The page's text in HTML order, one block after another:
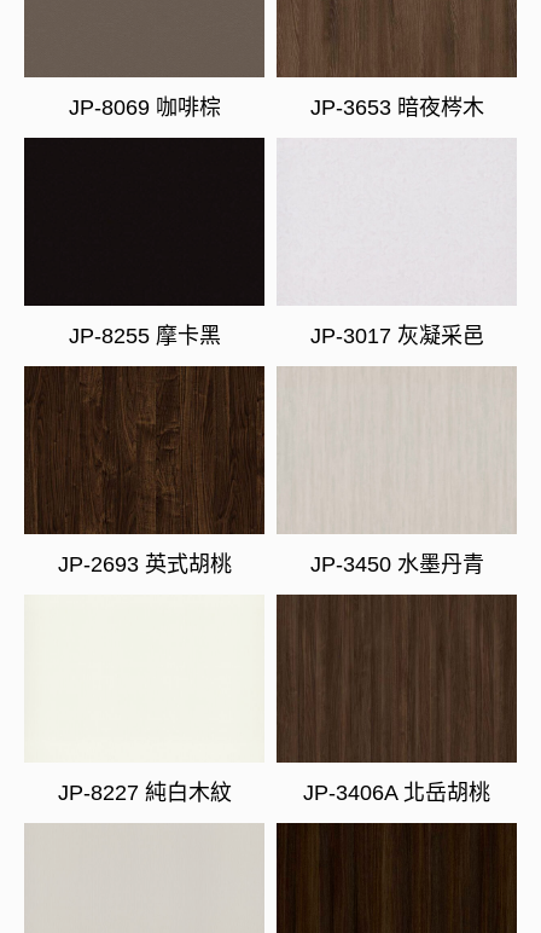
JP-8069 咖啡棕 JP-3653 暗夜梣木
JP-8255 摩卡黑 JP-3017 灰凝采邑
JP-2693 英式胡桃 JP-3450 水墨丹青
JP-8227 純白木紋 JP-3406A 北岳胡桃